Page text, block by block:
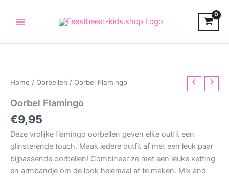
Home / Oorbellen / Oorbel Flamingo
Oorbel Flamingo
€9,95
Deze vrolijke flamingo oorbellen geven elke outfit een
glinsterende touch. Maak iedere outfit af met een leuk paar
bijpassende oorbellen! Combineer ze met een leuke ketting
en armbandje om de look helemaal af te maken. Mix and